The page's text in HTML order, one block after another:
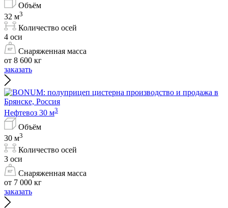
Объём
32 м3
Количество осей
4 оси
Снаряженная масса
от 8 600 кг
заказать
Нефтевоз 30 м3
Объём
30 м3
Количество осей
3 оси
Снаряженная масса
от 7 000 кг
заказать